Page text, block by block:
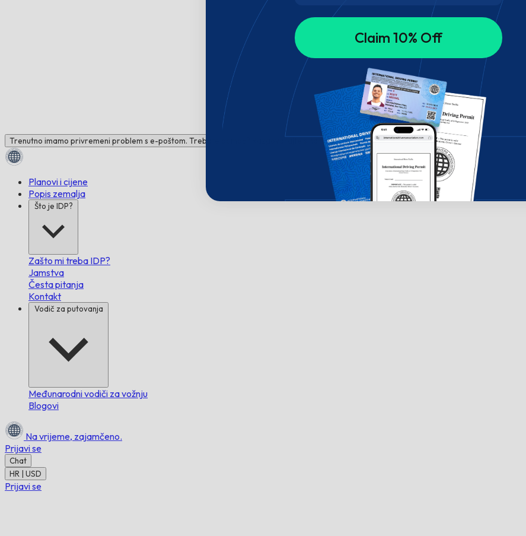
Trenutno imamo privremeni problem s e-poštom. Trebate pomoć? Razgovarajte s nama!
Planovi i cijene
Popis zemalja
Što je IDP?
Zašto mi treba IDP?
Jamstva
Česta pitanja
Kontakt
Vodič za putovanja
Međunarodni vodiči za vožnju
Blogovi
Na vrijeme, zajamčeno.
Prijavi se
Chat
HR | USD
Prijavi se
Claim 10% Off